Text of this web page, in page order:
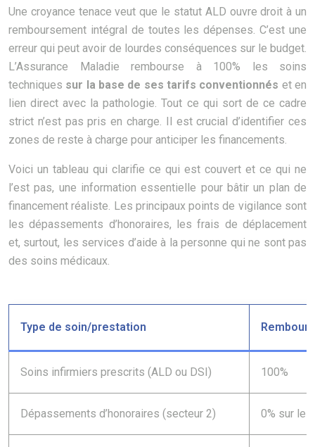
Une croyance tenace veut que le statut ALD ouvre droit à un
remboursement intégral de toutes les dépenses. C’est une
erreur qui peut avoir de lourdes conséquences sur le budget.
L’Assurance Maladie rembourse à 100% les soins
techniques sur la base de ses tarifs conventionnés et en
lien direct avec la pathologie. Tout ce qui sort de ce cadre
strict n’est pas pris en charge. Il est crucial d’identifier ces
zones de reste à charge pour anticiper les financements.
Voici un tableau qui clarifie ce qui est couvert et ce qui ne
l’est pas, une information essentielle pour bâtir un plan de
financement réaliste. Les principaux points de vigilance sont
les dépassements d’honoraires, les frais de déplacement
et, surtout, les services d’aide à la personne qui ne sont pas
des soins médicaux.
Type de soin/prestation
Soins infirmiers prescrits (ALD ou DSI) 100%
Dépassements d’honoraires (secteur 2) 0% sur le